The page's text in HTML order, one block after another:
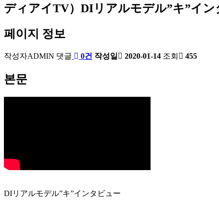
ディアイTV）DIリアルモデル”キ”イン
페이지 정보
작성자ADMIN 댓글 0건 작성일 2020-01-14 조회 455
본문
DIリアルモデル”キ”インタビュー